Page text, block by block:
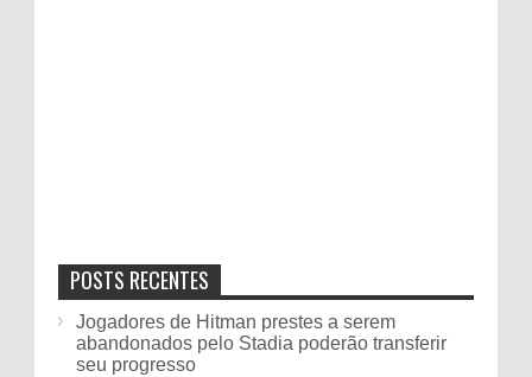
POSTS RECENTES
Jogadores de Hitman prestes a serem
abandonados pelo Stadia poderão transferir
seu progresso